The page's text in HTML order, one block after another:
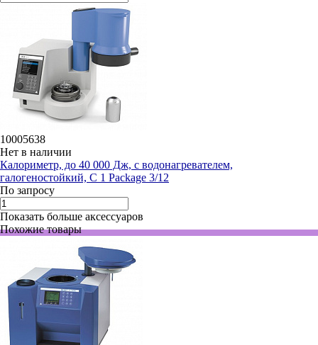
10005638
Нет в наличии
Калориметр, до 40 000 Дж, с водонагревателем,
галогеностойкий, C 1 Package 3/12
По запросу
Показать больше аксессуаров
Похожие товары